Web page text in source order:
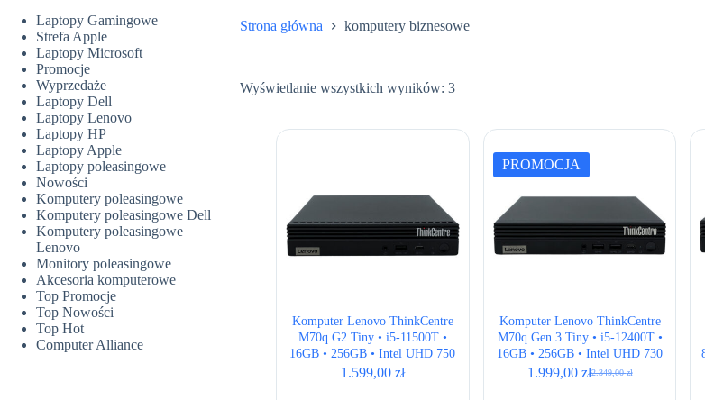
Strona główna komputery biznesowe
Wyświetlanie wszystkich wyników: 3Posortowane
od
Komputer Lenovo ThinkCentre
M70q G2 Tiny • i5-11500T •
16GB • 256GB • Intel UHD 750
• Wi-Fi
1.599,00 zł
PROMOCJA
Komputer Lenovo ThinkCentre
M70q Gen 3 Tiny • i5-12400T •
16GB • 256GB • Intel UHD 730
2.349,00zł
Pierwotna
1.999,00 zł
Aktualna
Laptopy Gamingowe
Strefa Apple
Laptopy Microsoft
Promocje
Wyprzedaże
Laptopy Dell
Laptopy Lenovo
Laptopy HP
Laptopy Apple
Laptopy poleasingowe
Nowości
Komputery poleasingowe
Komputery poleasingowe Dell
Komputery poleasingowe
Lenovo
Monitory poleasingowe
Akcesoria komputerowe
Top Promocje
Top Nowości
Top Hot
Computer Alliance